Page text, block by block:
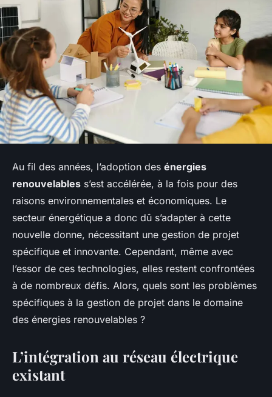
Au fil des années, l’adoption des énergies
renouvelables s’est accélérée, à la fois pour des
raisons environnementales et économiques. Le
secteur énergétique a donc dû s’adapter à cette
nouvelle donne, nécessitant une gestion de projet
spécifique et innovante. Cependant, même avec
l’essor de ces technologies, elles restent confrontées
à de nombreux défis. Alors, quels sont les problèmes
spécifiques à la gestion de projet dans le domaine
des énergies renouvelables ?
L’intégration au réseau électrique
existant